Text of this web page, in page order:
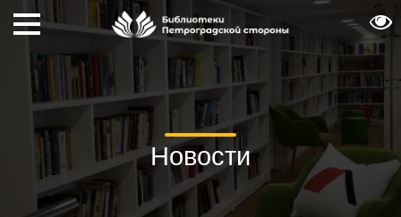
Новости